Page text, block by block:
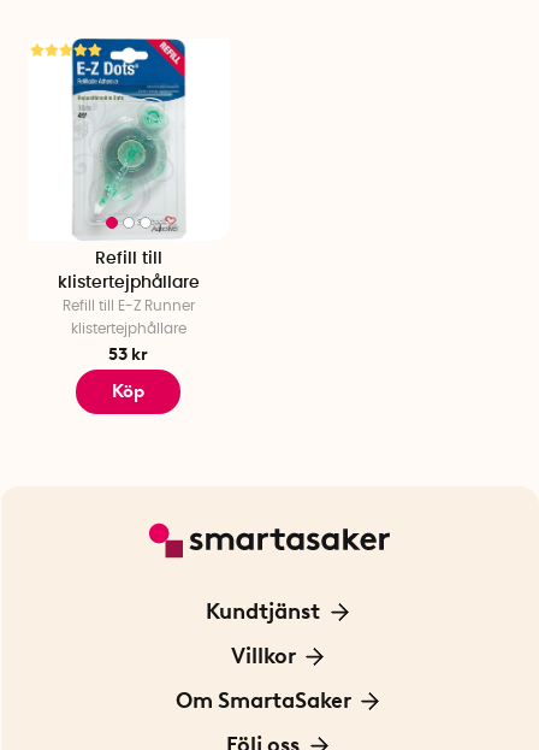
Refill till
klistertejphållare
Refill till E-Z Runner
klistertejphållare
53 kr
Köp
Kundtjänst
Kontakta oss
För Företag
Villkor
Frakt och leverans
Personuppgiftspolicy
Om SmartaSaker
Om oss